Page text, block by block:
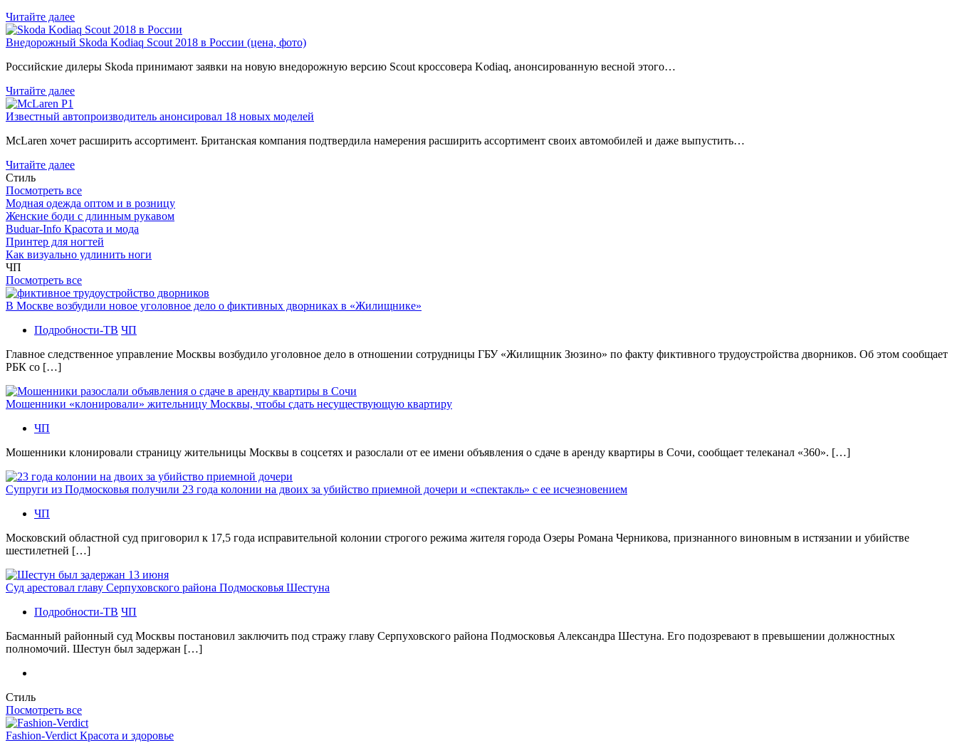
Читайте далее
Внедорожный Skoda Kodiaq Scout 2018 в России (цена, фото)
Российские дилеры Skoda принимают заявки на новую внедорожную версию Scout кроссовера Kodiaq, анонсированную весной этого…
Читайте далее
Известный автопроизводитель анонсировал 18 новых моделей
McLaren хочет расширить ассортимент. Британская компания подтвердила намерения расширить ассортимент своих автомобилей и даже выпустить…
Читайте далее
Стиль
Посмотреть все
Модная одежда оптом и в розницу
Женские боди с длинным рукавом
Buduar-Info Красота и мода
Принтер для ногтей
Как визуально удлинить ноги
ЧП
Посмотреть все
В Москве возбудили новое уголовное дело о фиктивных дворниках в «Жилищнике»
Подробности-ТВ ЧП
Главное следственное управление Москвы возбудило уголовное дело в отношении сотрудницы ГБУ «Жилищник Зюзино» по факту фиктивного трудоустройства дворников. Об этом сообщает
РБК со […]
Мошенники «клонировали» жительницу Москвы, чтобы сдать несуществующую квартиру
ЧП
Мошенники клонировали страницу жительницы Москвы в соцсетях и разослали от ее имени объявления о сдаче в аренду квартиры в Сочи, сообщает телеканал «360». […]
Супруги из Подмосковья получили 23 года колонии на двоих за убийство приемной дочери и «спектакль» с ее исчезновением
ЧП
Московский областной суд приговорил к 17,5 года исправительной колонии строгого режима жителя города Озеры Романа Черникова, признанного виновным в истязании и убийстве
шестилетней […]
Суд арестовал главу Серпуховского района Подмосковья Шестуна
Подробности-ТВ ЧП
Басманный районный суд Москвы постановил заключить под стражу главу Серпуховского района Подмосковья Александра Шестуна. Его подозревают в превышении должностных
полномочий. Шестун был задержан […]
Стиль
Посмотреть все
Fashion-Verdict Красота и здоровье